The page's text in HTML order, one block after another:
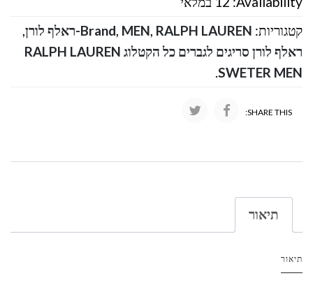
קטגוריות:
Brand, MEN, RALPH LAUREN-ראלף לורן
,
ראלף לורן סריגים לגברים כל הקטלוג RALPH LAUREN
SWETER MEN
.
SHARE THIS:
תיאור
תיאור